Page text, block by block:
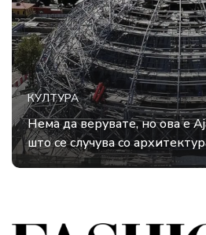
КУЛТУРА
Нема да верувате, но ова е
што се случува со